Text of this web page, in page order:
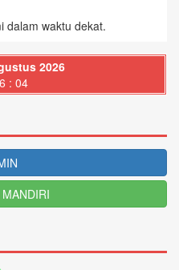
dalam waktu dekat.
2026
: 05